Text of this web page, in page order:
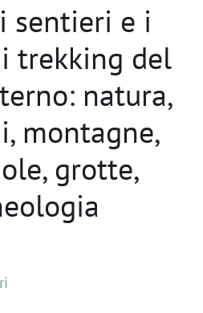
sentieri e i
trekking del
natura,
montagne,
grotte,